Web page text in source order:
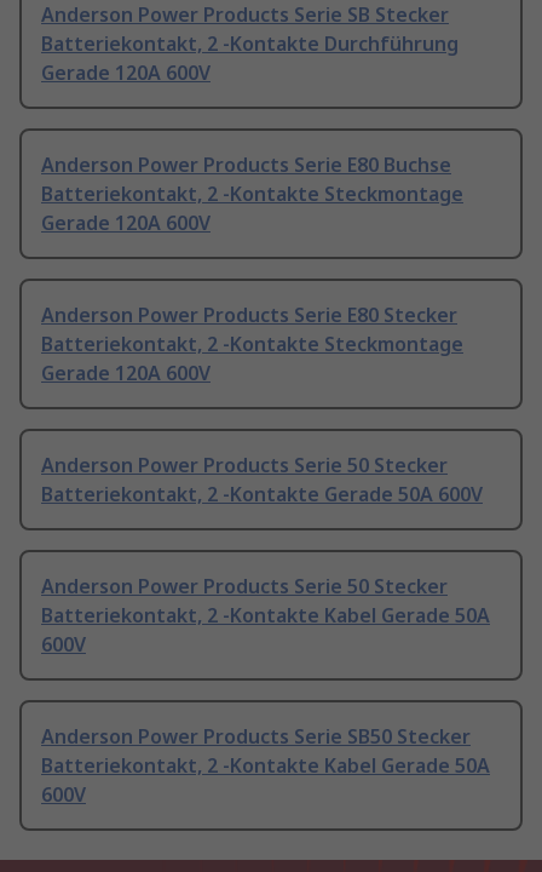
Anderson Power Products Serie SB Stecker
Batteriekontakt, 2 -Kontakte Durchführung
Gerade 120A 600V
Anderson Power Products Serie E80 Buchse
Batteriekontakt, 2 -Kontakte Steckmontage
Gerade 120A 600V
Anderson Power Products Serie E80 Stecker
Batteriekontakt, 2 -Kontakte Steckmontage
Gerade 120A 600V
Anderson Power Products Serie 50 Stecker
Batteriekontakt, 2 -Kontakte Gerade 50A 600V
Anderson Power Products Serie 50 Stecker
Batteriekontakt, 2 -Kontakte Kabel Gerade 50A
600V
Anderson Power Products Serie SB50 Stecker
Batteriekontakt, 2 -Kontakte Kabel Gerade 50A
600V